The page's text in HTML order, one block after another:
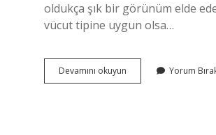
oldukça şık bir görünüm elde
vücut tipine uygun olsa…
Devamını okuyun
Pantolon
Yorum